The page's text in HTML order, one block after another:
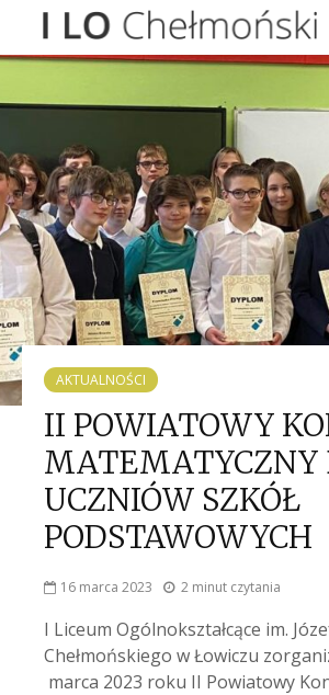
AKTUALNOŚCI
II POWIATOWY
MATEMATYCZNY
UCZNIÓW SZKÓŁ
PODSTAWOWYCH
16 marca 2023 2 minut czytania
I Liceum Ogólnokształcące im.
Chełmońskiego w Łowiczu
marca 2023 roku II Powiatowy